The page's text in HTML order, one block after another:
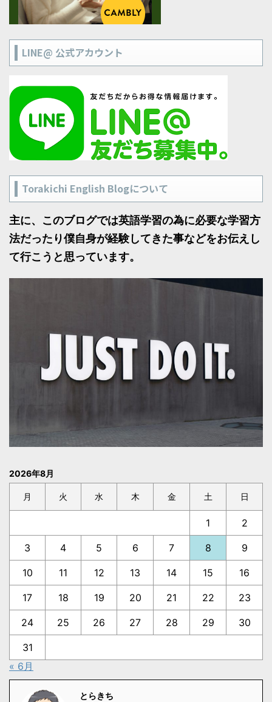
LINE@ 公式アカウント
Torakichi English Blogについて
主に、このブログでは英語学習の為に必要な学習方
法だったり僕自身が経験してきた事などをお伝えし
て行こうと思っています。
2026年8月
月 火 水 木 金 土 日
1 2
3 4 5 6 7 8 9
10 11 12 13 14 15 16
17 18 19 20 21 22 23
24 25 26 27 28 29 30
31
« 6月
とらきち